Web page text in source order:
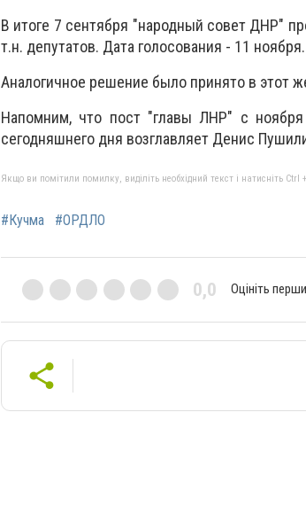
В итоге 7 сентября "народный совет ДНР"
т.н. депутатов. Дата голосования - 11 ноября.
Аналогичное решение было принято в этот
Напомним, что пост "главы ЛНР" с
сегодняшнего дня возглавляет Денис
Якщо ви помітили помилку, виділіть необхідний текст і натисніть
#Кучма #ОРДЛО
0,0 Оцініть